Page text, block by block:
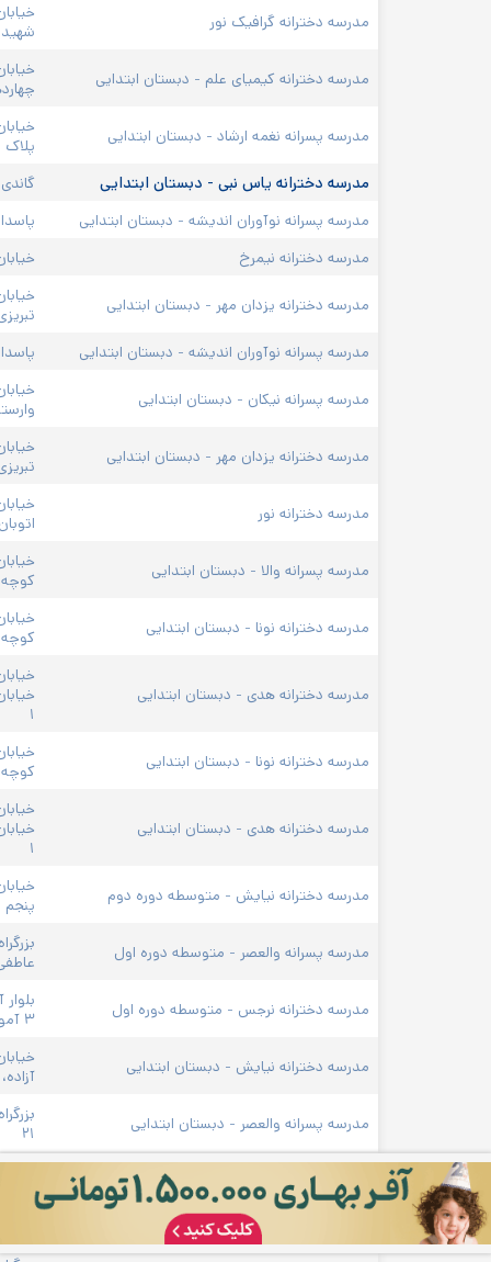
مدرسه دخترانه گرافیک نور
شهید داود
مدرسه دخترانه کیمیای علم - دبستان ابتدایی
مدرسه پسرانه نغمه ارشاد - دبستان ابتدایی
پلاک ۱
مدرسه دخترانه یاس نبی - دبستان ابتدایی
مدرسه پسرانه نوآوران اندیشه - دبستان ابتدایی
مدرسه دخترانه نیمرخ
مدرسه دخترانه یزدان مهر - دبستان ابتدایی
مدرسه پسرانه نوآوران اندیشه - دبستان ابتدایی
مدرسه پسرانه نیکان - دبستان ابتدایی
مدرسه دخترانه یزدان مهر - دبستان ابتدایی
مدرسه دخترانه نور
مدرسه پسرانه والا - دبستان ابتدایی
کوچه
مدرسه دخترانه نونا - دبستان ابتدایی
کوچه
مدرسه دخترانه هدی - دبستان ابتدایی
۱
مدرسه دخترانه نونا - دبستان ابتدایی
کوچه
مدرسه دخترانه هدی - دبستان ابتدایی
۱
مدرسه دخترانه نیایش - متوسطه دوره دوم
پنجم
مدرسه پسرانه والعصر - متوسطه دوره اول
مدرسه دخترانه نرجس - متوسطه دوره اول ۳ آموزش و پرورش
مدرسه دخترانه نیایش - دبستان ابتدایی
مدرسه پسرانه والعصر - دبستان ابتدایی
۲۱
مدرسه پسرانه نخبگان پند - متوسطه دوره اول
پلاک ۲۸
مدرسه پسرانه نیک اندیشان کمیل - دبستان ابتدایی